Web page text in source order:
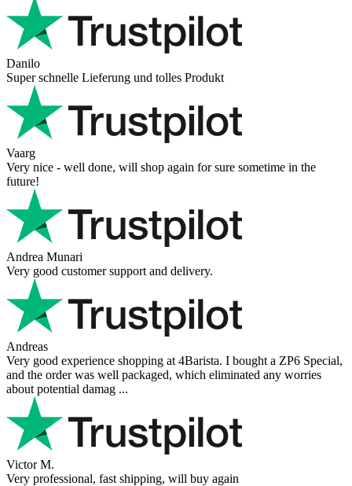
Danilo
Super schnelle Lieferung und tolles Produkt
Vaarg
Very nice - well done, will shop again for sure sometime in the
future!
Andrea Munari
Very good customer support and delivery.
Andreas
Very good experience shopping at 4Barista. I bought a ZP6 Special,
and the order was well packaged, which eliminated any worries
about potential damag ...
Victor M.
Very professional, fast shipping, will buy again